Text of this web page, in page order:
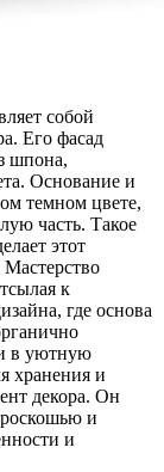
собой
Его фасад
шпона,
Основание и
темном цвете,
часть. Такое
этот
к
где основа
в уютную
хранения и
декора. Он
роскошью и
и